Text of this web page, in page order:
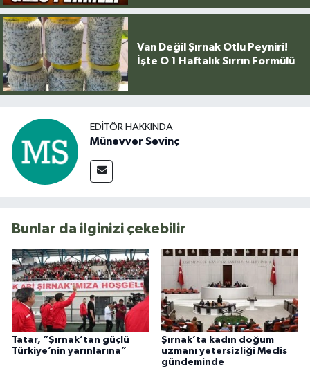
Van Değil Şırnak Otlu Peyniri!
İşte O 1 Haftalık Sırrın Formülü
EDITÖR HAKKINDA
Münevver Sevinç
Bunlar da ilginizi çekebilir
Tatar, “Şırnak’tan güçlü
Türkiye’nin yarınlarına”
Şırnak’ta kadın doğum
uzmanı yetersizliği Meclis
gündeminde